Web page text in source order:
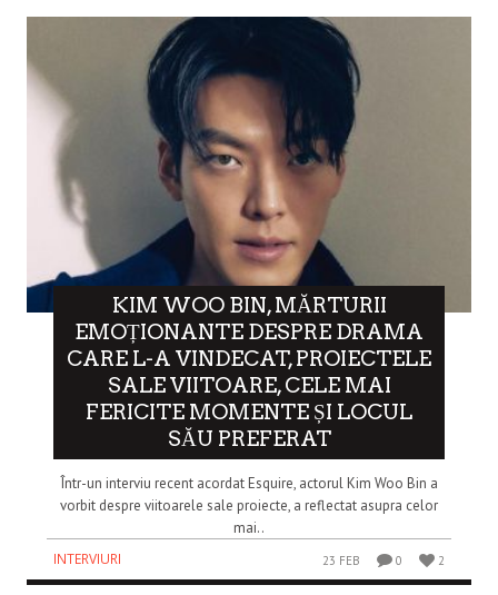
KIM WOO BIN, MĂRTURII
EMOȚIONANTE DESPRE DRAMA
CARE L-A VINDECAT, PROIECTELE
SALE VIITOARE, CELE MAI
FERICITE MOMENTE ȘI LOCUL
SĂU PREFERAT
Într-un interviu recent acordat Esquire, actorul Kim Woo Bin a
vorbit despre viitoarele sale proiecte, a reflectat asupra celor
mai..
INTERVIURI
23 FEB 0 2